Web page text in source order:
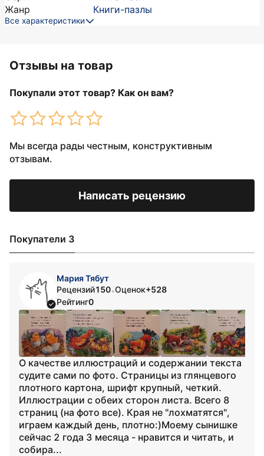
Жанр
Книги-пазлы
Все характеристики
Отзывы на товар
Покупали этот товар? Как он вам?
Мы всегда рады честным, конструктивным
отзывам.
Написать рецензию
Покупатели 3
Мария Тябут
Рецензий150•Оценок+528
Рейтинг0
О качестве иллюстраций и содержании текста
судите сами по фото. Страницы из глянцевого
плотного картона, шрифт крупный, четкий.
Иллюстрации с обеих сторон листа. Всего 8
страниц (на фото все). Края не "лохматятся",
играем каждый день, плотно:)Моему сынишке
сейчас 2 года 3 месяца - нравится и читать, и
собира...